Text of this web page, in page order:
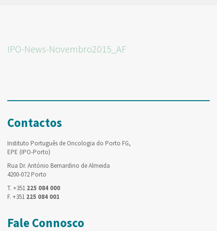
IPO-News-Novembro2015_AF
Contactos
Instituto Português de Oncologia do Porto FG,
EPE (IPO-Porto)
Rua Dr. António Bernardino de Almeida
4200-072 Porto
T. +351 225 084 000
F. +351 225 084 001
Fale Connosco